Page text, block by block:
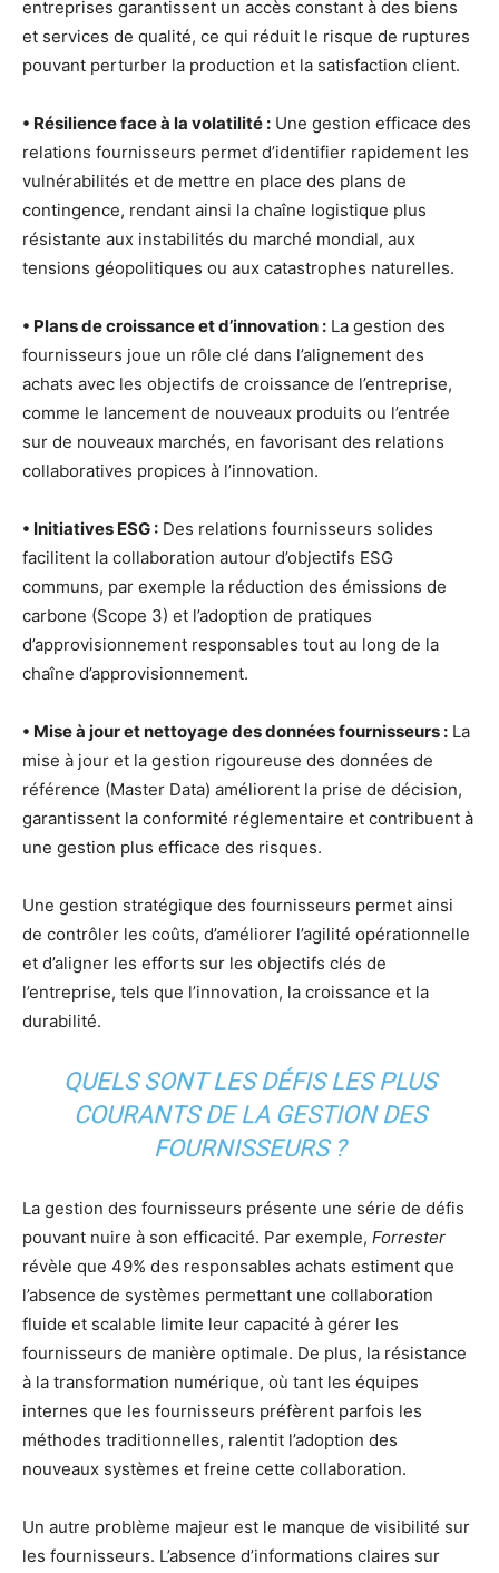
entreprises garantissent un accès constant à des biens
et services de qualité, ce qui réduit le risque de ruptures
pouvant perturber la production et la satisfaction client.
• Résilience face à la volatilité : Une gestion efficace des
relations fournisseurs permet d’identifier rapidement les
vulnérabilités et de mettre en place des plans de
contingence, rendant ainsi la chaîne logistique plus
résistante aux instabilités du marché mondial, aux
tensions géopolitiques ou aux catastrophes naturelles.
• Plans de croissance et d’innovation : La gestion des
fournisseurs joue un rôle clé dans l’alignement des
achats avec les objectifs de croissance de l’entreprise,
comme le lancement de nouveaux produits ou l’entrée
sur de nouveaux marchés, en favorisant des relations
collaboratives propices à l’innovation.
• Initiatives ESG : Des relations fournisseurs solides
facilitent la collaboration autour d’objectifs ESG
communs, par exemple la réduction des émissions de
carbone (Scope 3) et l’adoption de pratiques
d’approvisionnement responsables tout au long de la
chaîne d’approvisionnement.
• Mise à jour et nettoyage des données fournisseurs : La
mise à jour et la gestion rigoureuse des données de
référence (Master Data) améliorent la prise de décision,
garantissent la conformité réglementaire et contribuent à
une gestion plus efficace des risques.
Une gestion stratégique des fournisseurs permet ainsi
de contrôler les coûts, d’améliorer l’agilité opérationnelle
et d’aligner les efforts sur les objectifs clés de
l’entreprise, tels que l’innovation, la croissance et la
durabilité.
QUELS SONT LES DÉFIS LES PLUS
COURANTS DE LA GESTION DES
FOURNISSEURS ?
La gestion des fournisseurs présente une série de défis
pouvant nuire à son efficacité. Par exemple, Forrester
révèle que 49% des responsables achats estiment que
l’absence de systèmes permettant une collaboration
fluide et scalable limite leur capacité à gérer les
fournisseurs de manière optimale. De plus, la résistance
à la transformation numérique, où tant les équipes
internes que les fournisseurs préfèrent parfois les
méthodes traditionnelles, ralentit l’adoption des
nouveaux systèmes et freine cette collaboration.
Un autre problème majeur est le manque de visibilité sur
les fournisseurs. L’absence d’informations claires sur